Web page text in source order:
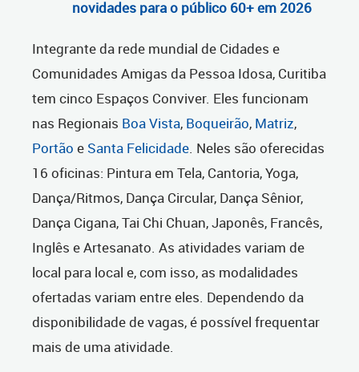
novidades para o público 60+ em 2026
Integrante da rede mundial de Cidades e
Comunidades Amigas da Pessoa Idosa, Curitiba
tem cinco Espaços Conviver. Eles funcionam
nas Regionais Boa Vista, Boqueirão, Matriz,
Portão e Santa Felicidade. Neles são oferecidas
16 oficinas: Pintura em Tela, Cantoria, Yoga,
Dança/Ritmos, Dança Circular, Dança Sênior,
Dança Cigana, Tai Chi Chuan, Japonês, Francês,
Inglês e Artesanato. As atividades variam de
local para local e, com isso, as modalidades
ofertadas variam entre eles. Dependendo da
disponibilidade de vagas, é possível frequentar
mais de uma atividade.